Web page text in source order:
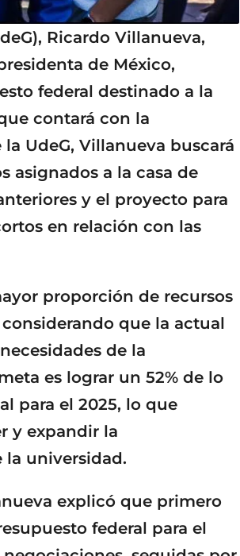
Ricardo Villanueva,
de México,
federal destinado a la
contará con la
UdeG, Villanueva buscará
asignados a la casa de
y el proyecto para
en relación con las
proporción de recursos
que la actual
de la
es lograr un 52% de lo
para el 2025, lo que
y expandir la
la universidad.
explicó que primero
federal para el